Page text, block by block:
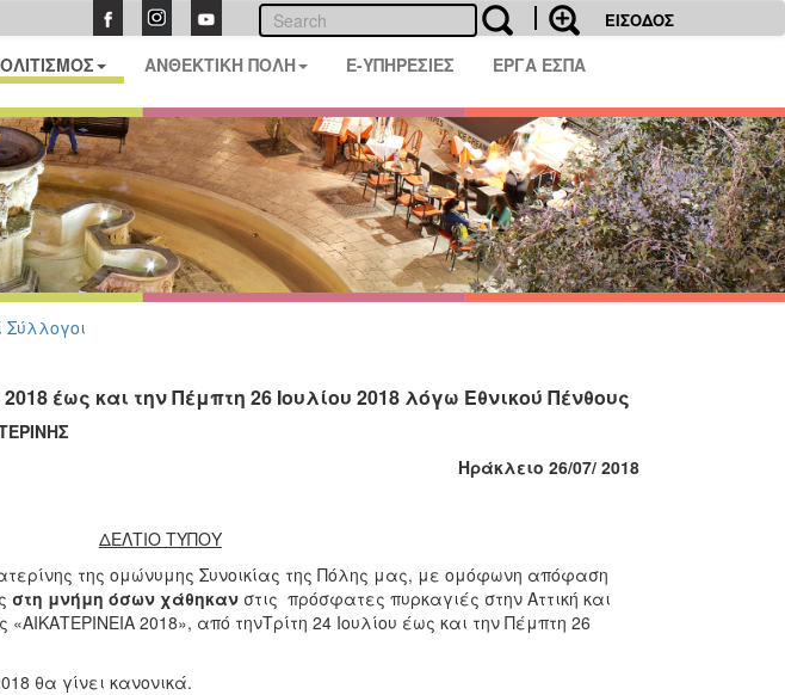
ΕΙΣΟΔΟΣ
ΑΝΘΕΚΤΙΚΗ ΠΟΛΗ E-ΥΠΗΡΕΣΙΕΣ ΕΡΓΑ ΕΣΠΑ
Σύλλογοι
έως και την Πέμπτη 26 Ιουλίου 2018 λόγω Εθνικού Πένθους
Ηράκλειο 26/07/ 2018
ΔΕΛΤΙΟ ΤΥΠΟΥ
της ομώνυμης Συνοικίας της Πόλης μας, με ομόφωνη απόφαση
στη μνήμη όσων χάθηκανστις πρόσφατες πυρκαγιές στην Αττική και
«ΑΙΚΑΤΕΡΙΝΕΙΑ 2018», από τηνΤρίτη 24 Ιουλίου έως και την Πέμπτη 26
θα γίνει κανονικά.